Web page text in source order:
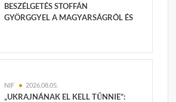
BESZÉLGETÉS STOFFÁN
GYÖRGGYEL A MAGYARSÁGRÓL ÉS
NIF 2026.08.05.
„UKRAJNÁNAK EL KELL TŰNNIE”: